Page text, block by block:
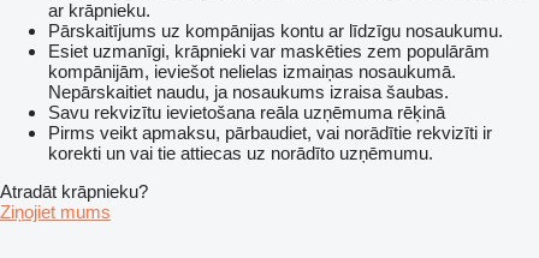
ar krāpnieku.
Pārskaitījums uz kompānijas kontu ar līdzīgu nosaukumu.
Esiet uzmanīgi, krāpnieki var maskēties zem populārām
kompānijām, ieviešot nelielas izmaiņas nosaukumā.
Nepārskaitiet naudu, ja nosaukums izraisa šaubas.
Savu rekvizītu ievietošana reāla uzņēmuma rēķinā
Pirms veikt apmaksu, pārbaudiet, vai norādītie rekvizīti ir
korekti un vai tie attiecas uz norādīto uzņēmumu.
Atradāt krāpnieku?
Ziņojiet mums